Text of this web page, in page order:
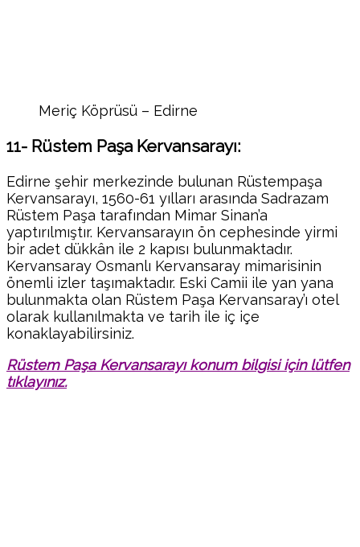
Meriç Köprüsü – Edirne
11- Rüstem Paşa Kervansarayı:
Edirne şehir merkezinde bulunan Rüstempaşa
Kervansarayı, 1560-61 yılları arasında Sadrazam
Rüstem Paşa tarafından Mimar Sinan’a
yaptırılmıştır. Kervansarayın ön cephesinde yirmi
bir adet dükkân ile 2 kapısı bulunmaktadır.
Kervansaray Osmanlı Kervansaray mimarisinin
önemli izler taşımaktadır. Eski Camii ile yan yana
bulunmakta olan Rüstem Paşa Kervansaray’ı otel
olarak kullanılmakta ve tarih ile iç içe
konaklayabilirsiniz.
Rüstem Paşa Kervansarayı konum bilgisi için lütfen
tıklayınız.